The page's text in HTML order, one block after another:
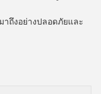
ถึงอย่างปลอดภัยและ